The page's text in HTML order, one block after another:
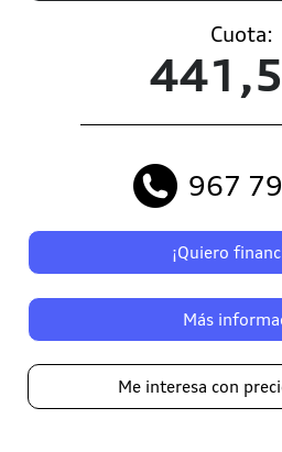
Cuota:
967
¡Quiero
Más
Me interesa con